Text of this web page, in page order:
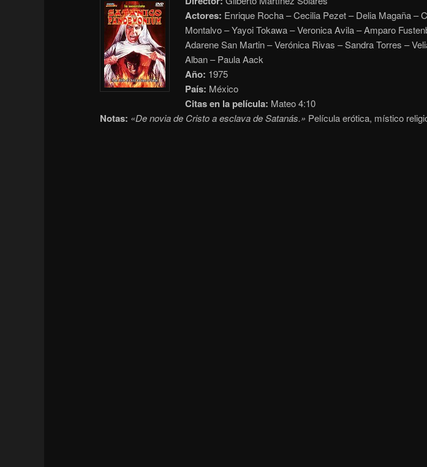
Actores: Enrique Rocha – Cecilia Pezet – Delia Magaña –
Montalvo – Yayoi Tokawa – Veronica Avila – Amparo
Adarene San Martin – Verónica Rivas – Sandra Torres –
Alban – Paula Aack
Año: 1975
País: México
Citas en la película: Mateo 4:10
Notas: «De novia de Cristo a esclava de Satanás.» Película erótica, místico